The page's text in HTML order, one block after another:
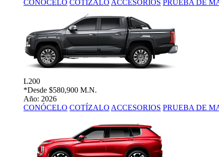
CONÓCELO COTÍZALO ACCESORIOS PRUEBA DE
L200
*Desde $580,900 M.N.
Año: 2026
CONÓCELO COTÍZALO ACCESORIOS PRUEBA DE